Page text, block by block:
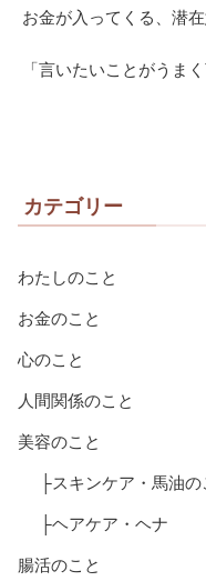
お金が入ってくる、潜
「言いたいことがうま
カテゴリー
わたしのこと
お金のこと
心のこと
人間関係のこと
美容のこと
├スキンケア・馬油の
├ヘアケア・ヘナ
腸活のこと